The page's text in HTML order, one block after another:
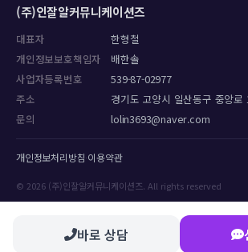
(주)인잘알커뮤니케이션즈
대표자
한형철
개인정보보호책임자
배한솔
사업자등록번호
539-87-02977
주소
경기도 고양시 일산동구 중앙
문의
lolin3693@naver.com
개인정보처리방침·이용약관
© 2026 (주)인잘알커뮤니케이션즈. All rights reserved
바로 상담